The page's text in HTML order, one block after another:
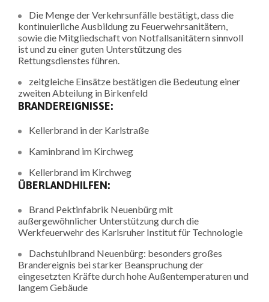
Die Menge der Verkehrsunfälle bestätigt, dass die
kontinuierliche Ausbildung zu Feuerwehrsanitätern,
sowie die Mitgliedschaft von Notfallsanitätern sinnvoll
ist und zu einer guten Unterstützung des
Rettungsdienstes führen.
zeitgleiche Einsätze bestätigen die Bedeutung einer
zweiten Abteilung in Birkenfeld
BRANDEREIGNISSE:
Kellerbrand in der Karlstraße
Kaminbrand im Kirchweg
Kellerbrand im Kirchweg
ÜBERLANDHILFEN:
Brand Pektinfabrik Neuenbürg mit
außergewöhnlicher Unterstützung durch die
Werkfeuerwehr des Karlsruher Institut für Technologie
Dachstuhlbrand Neuenbürg: besonders großes
Brandereignis bei starker Beanspruchung der
eingesetzten Kräfte durch hohe Außentemperaturen und
langem Gebäude